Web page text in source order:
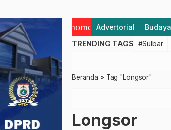
home Advertorial Budaya
TRENDING TAGS #Sulbar
Beranda » Tag "Longsor"
Longsor